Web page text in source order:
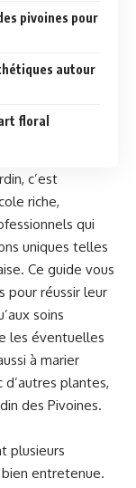
pivoines pour
autour
floral
c’est
riche,
qui
uniques telles
Ce guide vous
pour réussir leur
soins
les éventuelles
à marier
plantes,
des Pivoines.
plusieurs
entretenue.